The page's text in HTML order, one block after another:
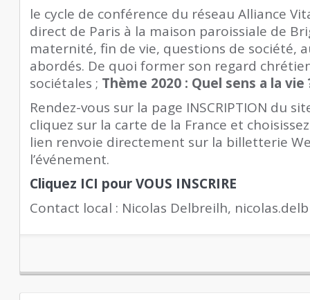
le cycle de conférence du réseau Alliance
direct de Paris à la maison paroissiale de
maternité, fin de vie, questions de société,
abordés. De quoi former son regard
sociétales ; Thème 2020 : Quel sens a la vie
Rendez-vous sur la page INSCRIPTION du
cliquez sur la carte de la France et
lien renvoie directement sur la billetterie
l’événement.
Cliquez ICI pour VOUS INSCRIRE
Contact local : Nicolas Delbreilh,